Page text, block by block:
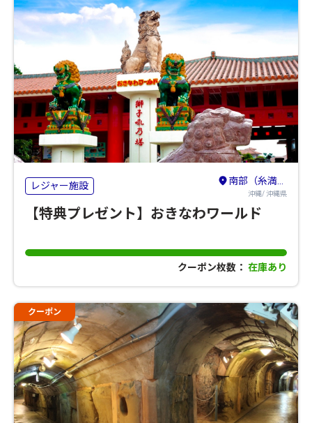
レジャー施設 南部（糸満・豊見城・島尻）
沖縄/ 沖縄県
【特典プレゼント】おきなわワールド
クーポン枚数： 在庫あり
クーポン